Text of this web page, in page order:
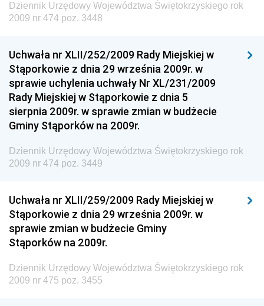
Dziennik Urzędowy Ministra Finansów, Inwestycji i
Rozwoju
Dziennik Urzędowy Ministra Sportu
Dziennik Urzędowy Ministra Funduszy i Polityki
Regionalnej
Dziennik Urzędowy Ministra Aktywów Państwowych
Dziennik Urzędowy Ministra Zdrowia
Dziennik Urzędowy Ministra Środowiska i Głównego
Inspektora Ochrony Środowiska
Dziennik Urzędowy Ministerstwa Kultury, Dziedzictwa
Narodowego i Sportu
Dziennik Urzędowy Ministra Finansów, Funduszy i
Dziennik Urzędowy Ministra Rozwoju, Pracy i
Dziennik Urzędowy Województwa Świętokrzyskiego rok
2009 nr 474 poz. 3448
Uchwała nr XLII/252/2009 Rady Miejskiej w
Stąporkowie z dnia 29 września 2009r. w
sprawie uchylenia uchwały Nr XL/231/2009
Rady Miejskiej w Stąporkowie z dnia 5
sierpnia 2009r. w sprawie zmian w budżecie
Gminy Stąporków na 2009r.
Dziennik Urzędowy Województwa Świętokrzyskiego rok
2009 nr 474 poz. 3449
Uchwała nr XLII/259/2009 Rady Miejskiej w
Stąporkowie z dnia 29 września 2009r. w
sprawie zmian w budżecie Gminy
Stąporków na 2009r.
Dziennik Urzędowy Województwa Świętokrzyskiego rok
2009 nr 475 poz. 3455